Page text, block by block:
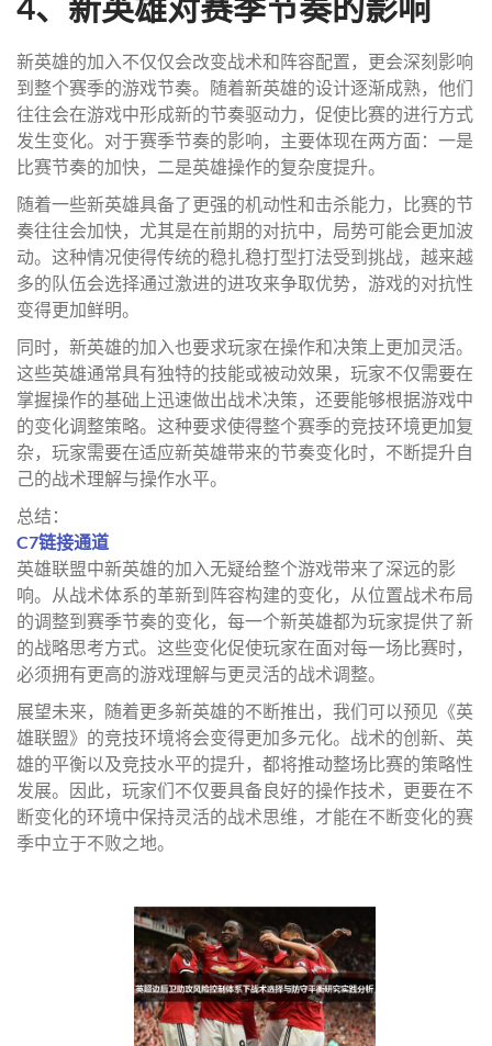
新英雄的加入不仅仅会改变战术和阵容配置，更会深刻影响
到整个赛季的游戏节奏。随着新英雄的设计逐渐成熟，他们
往往会在游戏中形成新的节奏驱动力，促使比赛的进行方式
发生变化。对于赛季节奏的影响，主要体现在两方面：一是
比赛节奏的加快，二是英雄操作的复杂度提升。
随着一些新英雄具备了更强的机动性和击杀能力，比赛的节
奏往往会加快，尤其是在前期的对抗中，局势可能会更加波
动。这种情况使得传统的稳扎稳打型打法受到挑战，越来越
多的队伍会选择通过激进的进攻来争取优势，游戏的对抗性
变得更加鲜明。
同时，新英雄的加入也要求玩家在操作和决策上更加灵活。
这些英雄通常具有独特的技能或被动效果，玩家不仅需要在
掌握操作的基础上迅速做出战术决策，还要能够根据游戏中
的变化调整策略。这种要求使得整个赛季的竞技环境更加复
杂，玩家需要在适应新英雄带来的节奏变化时，不断提升自
己的战术理解与操作水平。
总结：
C7链接通道
英雄联盟中新英雄的加入无疑给整个游戏带来了深远的影
响。从战术体系的革新到阵容构建的变化，从位置战术布局
的调整到赛季节奏的变化，每一个新英雄都为玩家提供了新
的战略思考方式。这些变化促使玩家在面对每一场比赛时，
必须拥有更高的游戏理解与更灵活的战术调整。
展望未来，随着更多新英雄的不断推出，我们可以预见《英
雄联盟》的竞技环境将会变得更加多元化。战术的创新、英
雄的平衡以及竞技水平的提升，都将推动整场比赛的策略性
发展。因此，玩家们不仅要具备良好的操作技术，更要在不
断变化的环境中保持灵活的战术思维，才能在不断变化的赛
季中立于不败之地。